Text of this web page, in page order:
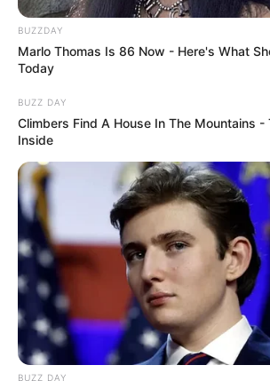
BUZZDAY
Marlo Thomas Is 86 Now - Here's What
Today
BUZZ DAY
Climbers Find A House In The Mountains -
Inside
BUZZ DAY